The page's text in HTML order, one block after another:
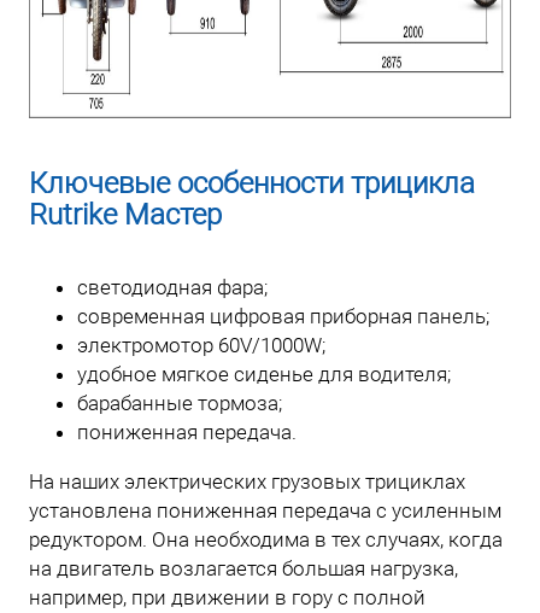
Ключевые особенности трицикла
Rutrike Мастер
светодиодная фара;
современная цифровая приборная панель;
электромотор 60V/1000W;
удобное мягкое сиденье для водителя;
барабанные тормоза;
пониженная передача.
На наших электрических грузовых трициклах
установлена пониженная передача с усиленным
редуктором. Она необходима в тех случаях, когда
на двигатель возлагается большая нагрузка,
например, при движении в гору с полной